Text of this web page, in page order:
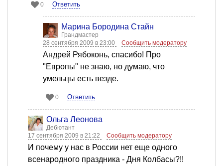
0 Ответить
Марина Бородина Стайн
Грандмастер
28 сентября 2009 в 23:00
Сообщить модератору
Андрей Рябоконь, спасибо! Про
"Европы" не знаю, но думаю, что
умельцы есть везде.
0 Ответить
Ольга Леонова
Дебютант
17 сентября 2009 в 21:22
Сообщить модератору
И почему у нас в России нет еще одного
всенародного праздника - Дня Колбасы?!!